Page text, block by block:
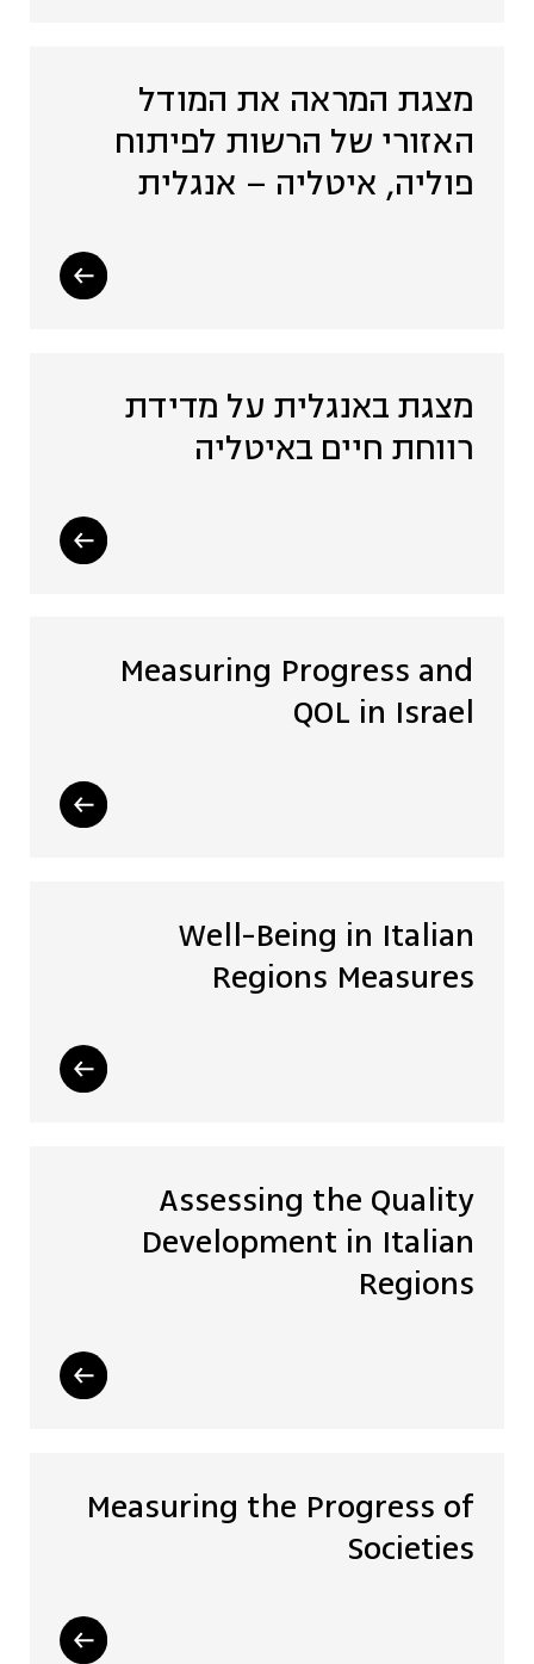
מצגת המראה את המודל
האזורי של הרשות לפיתוח
פוליה, איטליה – אנגלית
מצגת באנגלית על מדידת
רווחת חיים באיטליה
Measuring Progress and
QOL in Israel
Well-Being in Italian
Regions Measures
Assessing the Quality
Development in Italian
Regions
Measuring the Progress of
Societies